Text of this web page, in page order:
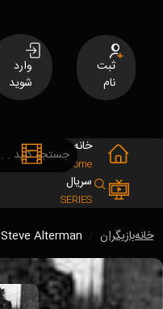
ثبت
نام
وارد
شوید
خانه
Home
سریال
SERIES
خانهبازیگران Steve Alterman